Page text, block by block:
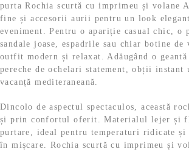
purta Rochia scurtă cu imprimeu și volane
fine și accesorii aurii pentru un look elegant
eveniment. Pentru o apariție casual chic, o
sandale joase, espadrile sau chiar botine de
outfit modern și relaxat. Adăugând o
pereche de ochelari statement, obții instant
vacanță mediteraneană.
Dincolo de aspectul spectaculos, această
și prin confortul oferit. Materialul lejer și
purtare, ideal pentru temperaturi ridicate
în mișcare. Rochia scurtă cu imprimeu și